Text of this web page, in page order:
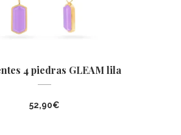
4 piedras GLEAM lila
52,90€